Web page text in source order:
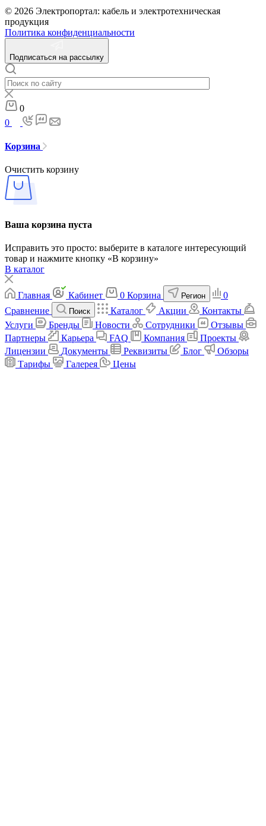
© 2026 Электропортал: кабель и электротехническая
продукция
Политика конфиденциальности
Подписаться на рассылку
0
0
Корзина
Очистить корзину
Ваша корзина пуста
Исправить это просто: выберите в каталоге интересующий
товар и нажмите кнопку «В корзину»
В каталог
Главная Кабинет 0 Корзина Регион
0
Сравнение
Поиск Каталог Акции
Контакты
Услуги
Бренды Новости Сотрудники
Отзывы
Партнеры
Карьера FAQ Компания
Проекты
Лицензии
Документы Реквизиты Блог
Обзоры
Тарифы
Галерея Цены